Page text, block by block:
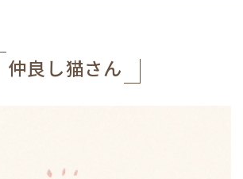
仲良し猫さん